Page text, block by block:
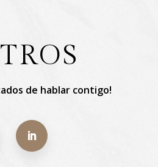
de hablar contigo!